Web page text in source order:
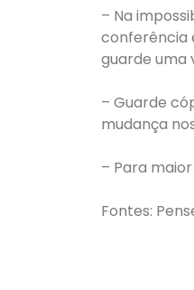
– Na
conferência
guarde uma
– Guarde
mudança
– Para
Fontes: